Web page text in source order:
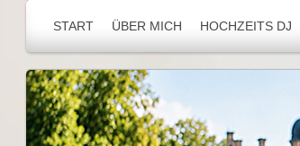
START ÜBER MICH HOCHZEITS DJ